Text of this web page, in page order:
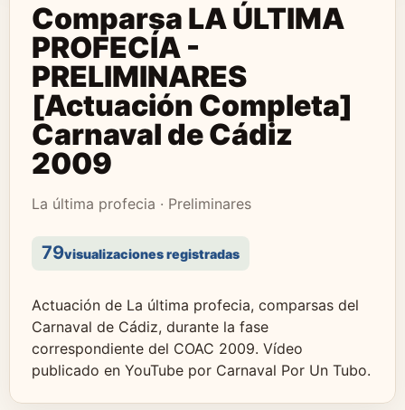
Comparsa LA ÚLTIMA
PROFECÍA -
PRELIMINARES
[Actuación Completa]
Carnaval de Cádiz
2009
La última profecia · Preliminares
79visualizaciones registradas
Actuación de La última profecia, comparsas del
Carnaval de Cádiz, durante la fase
correspondiente del COAC 2009. Vídeo
publicado en YouTube por Carnaval Por Un Tubo.